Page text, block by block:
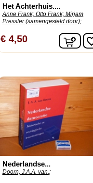
Het Achterhuis....
Anne Frank; Otto Frank; Mirjam
Pressler (samengesteld door);
€ 4,50 In
Nederlandse...
Doorn, J.A.A. van.;